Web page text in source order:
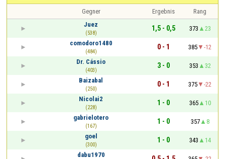
Gegner Ergebnis
Rang
Juez
(538)
1,5 - 0,5 373
23
comodoro1480
(484)
0 - 1 385
-12
Dr. Cássio
(403)
3 - 0 353
32
Baizabal
(250)
0 - 1 375
-22
Nicolai2
(228)
1 - 0 365
10
gabrielotero
(167)
1 - 0 357
8
goel
(300)
1 - 0 343
14
dabu1970